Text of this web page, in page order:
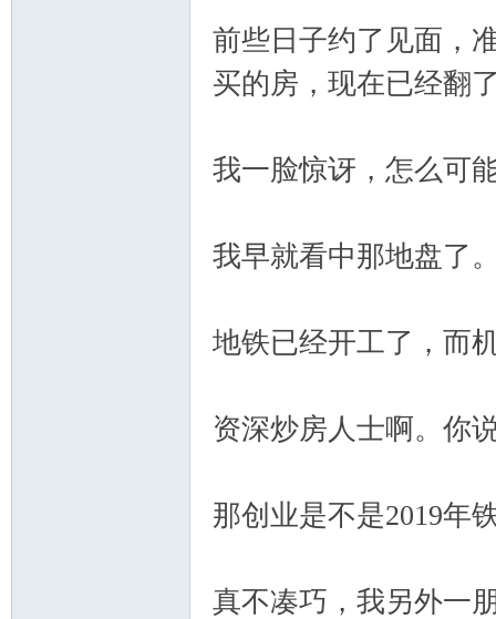
前些日子约了见面，
买的房，现在已经翻
我一脸惊讶，怎么可
我早就看中那地盘了
地铁已经开工了，而
资深炒房人士啊。你
那创业是不是2019年
真不凑巧，我另外一